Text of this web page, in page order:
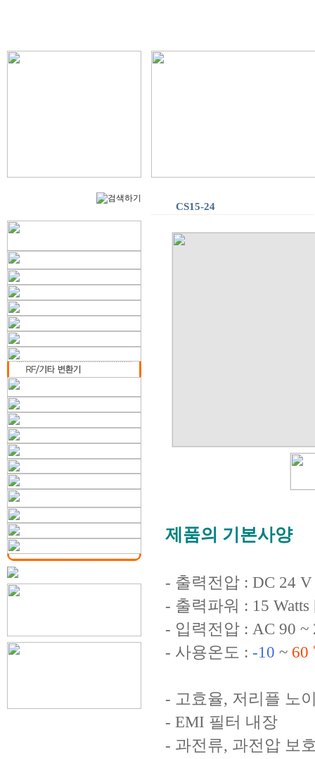
CS15-24
제품의 기본사양
- 출력전압 : DC 24 V
- 출력파워 : 15
- 입력전압 : AC 90 ~
- 사용온도 : -10 ~
- 고효율, 저리플 노
- EMI 필터 내장
- 과전류, 과전압 보